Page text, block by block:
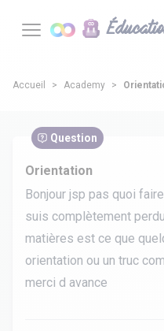
Accueil Academy
Question
Orientation
Bonjour jsp pas quoi
suis complètement
matières est ce que
orientation ou un truc
merci d avance